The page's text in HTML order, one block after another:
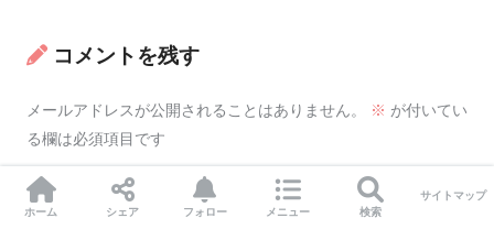
コメントを残す
メールアドレスが公開されることはありません。 ※ が付いてい
る欄は必須項目です
コメント ※
ホーム シェア フォロー メニュー 検索
サイトマップ